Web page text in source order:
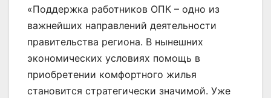
«Поддержка работников ОПК – одно из
важнейших направлений деятельности
правительства региона. В нынешних
экономических условиях помощь в
приобретении комфортного жилья
становится стратегически значимой. Уже